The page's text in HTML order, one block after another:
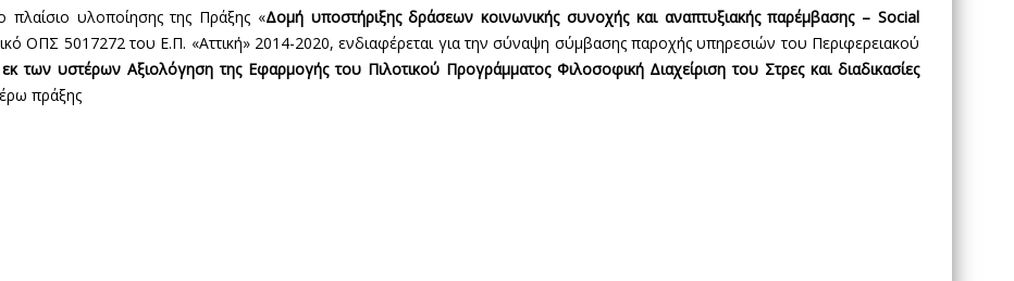
πλαίσιο υλοποίησης της Πράξης «Δομή υποστήριξης δράσεων κοινωνικής συνοχής και αναπτυξιακής παρέμβασης – Social
ΟΠΣ 5017272 του Ε.Π. «Αττική» 2014-2020, ενδιαφέρεται για την σύναψη σύμβασης παροχής υπηρεσιών του Περιφερειακού
εκ των υστέρων Αξιολόγηση της Εφαρμογής του Πιλοτικού Προγράμματος Φιλοσοφική Διαχείριση του Στρες και διαδικασίες
πράξης